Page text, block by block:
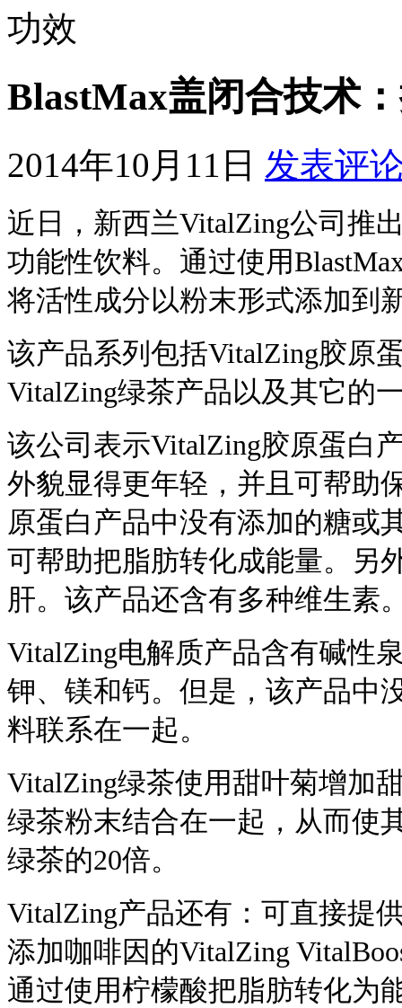
功效
BlastMax盖闭合技术
2014年10月11日 发表评
近日，新西兰VitalZing公司推
功能性饮料。通过使用
将活性成分以粉末形式添加到
该产品系列包括VitalZing胶原
VitalZing绿茶产品以及其它的
该公司表示VitalZing胶原蛋白
外貌显得更年轻，并且可帮助
原蛋白产品中没有添加的糖或
可帮助把脂肪转化成能量。另
肝。该产品还含有多种维生素
VitalZing电解质产品含有碱性
钾、镁和钙。但是，该产品中
料联系在一起。
VitalZing绿茶使用甜叶菊增加
绿茶粉末结合在一起，从而使
绿茶的20倍。
VitalZing产品还有：可直接提
添加咖啡因的VitalZing
通过使用柠檬酸把脂肪转化为